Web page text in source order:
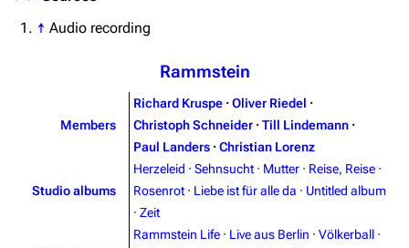
↑ Audio recording
Rammstein
Members
Richard Kruspe · Oliver Riedel ·
Christoph Schneider · Till Lindemann ·
Paul Landers · Christian Lorenz
Studio albums
Herzeleid · Sehnsucht · Mutter · Reise, Reise ·
Rosenrot · Liebe ist für alle da · Untitled album
· Zeit
Rammstein Life · Live aus Berlin · Völkerball ·